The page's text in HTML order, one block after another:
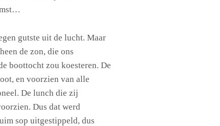
gutste uit de lucht. Maar
de zon, die ons
boottocht zou koesteren. De
en voorzien van alle
De lunch die zij
Dus dat werd
sop uitgestippeld, dus